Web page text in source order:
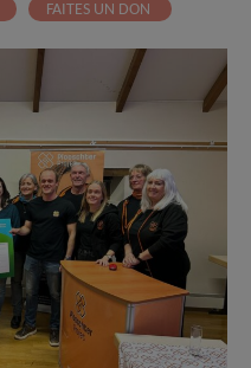
FAITES UN DON